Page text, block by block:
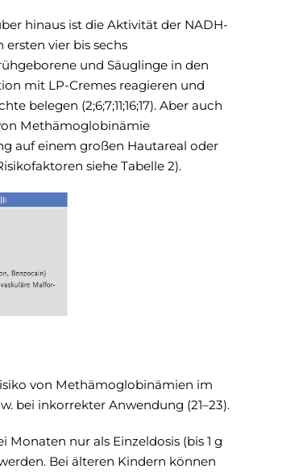
hinaus ist die Aktivität der NADH-
vier bis sechs
und Säuglinge in den
mit LP-Cremes reagieren und
belegen (2;6;7;11;16;17). Aber auch
Methämoglobinämie
auf einem großen Hautareal oder
siehe Tabelle 2).
von Methämoglobinämien im
bei inkorrekter Anwendung (21–23).
nur als Einzeldosis (bis 1 g
Bei älteren Kindern können